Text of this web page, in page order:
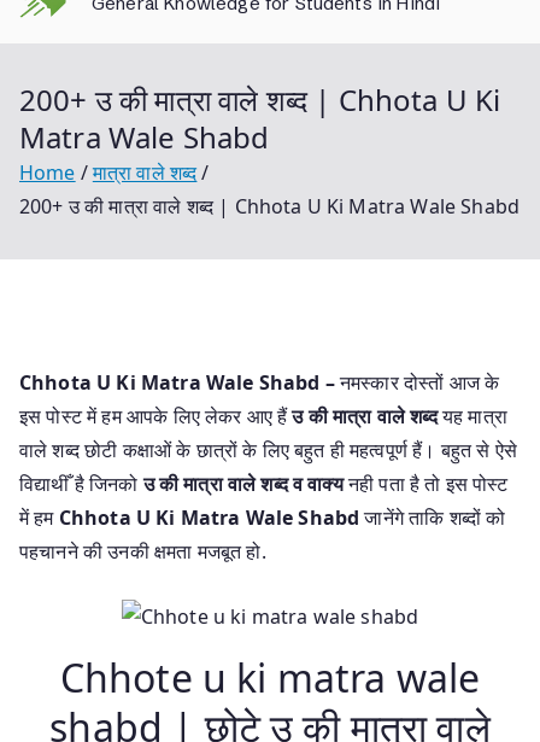
content
200+ उ की मात्रा वाले शब्द | Chhota U Ki
Matra Wale Shabd
Home
मात्रा वाले शब्द
200+ उ की मात्रा वाले शब्द | Chhota U Ki Matra Wale Shabd
Chhota U Ki Matra Wale Shabd –नमस्कार दोस्तों आज के
इस पोस्ट में हम आपके लिए लेकर आए हैंउ की मात्रा वाले शब्दयह मात्रा
वाले शब्द छोटी कक्षाओं के छात्रों के लिए बहुत ही महत्वपूर्ण हैं। बहुत से ऐसे
विद्याथीँ है जिनकोउ की मात्रा वाले शब्द व वाक्यनही पता है तो इस पोस्ट
में हम Chhota U Ki Matra Wale Shabdजानेंगे ताकि शब्दों को
पहचानने की उनकी क्षमता मजबूत हो.
Chhote u ki matra wale
shabd | छोटे उ की मात्रा वाले